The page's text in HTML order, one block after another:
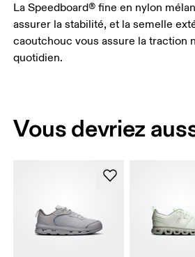
La Speedboard® fine en nylon
assurer la stabilité, et la semelle
caoutchouc vous assure la traction
quotidien.
Vous devriez